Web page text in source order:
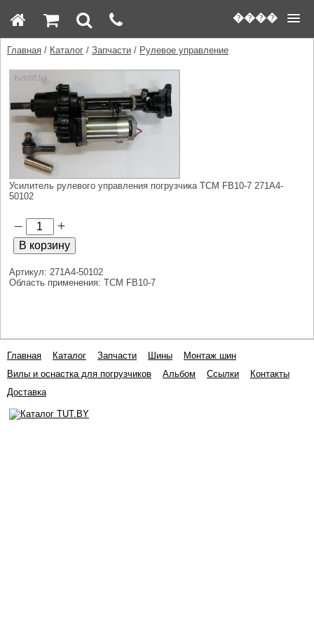
����
Главная/ Каталог/ Запчасти/ Рулевое управление
Усилитель рулевого управления погрузчика TCM FB10-7 271A4-
50102
– +
Артикул: 271A4-50102
Область применения: TCM FB10-7
Главная Каталог Запчасти Шины
Монтаж шин
Вилы и оснастка для погрузчиков
Альбом Ссылки
Контакты
Доставка